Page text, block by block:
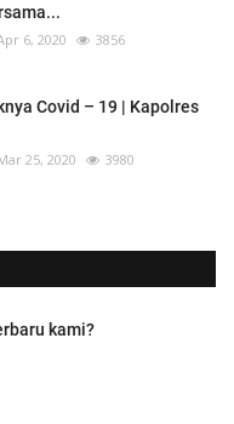
6, 2020 3856
Covid – 19 | Kapolres
25, 2020 3980
kami?